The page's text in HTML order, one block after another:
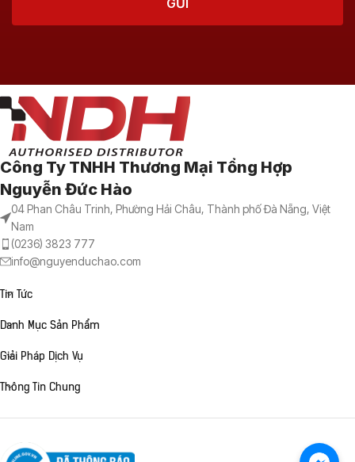
Công Ty TNHH Thương Mại Tổng Hợp
Nguyễn Đức Hào
04 Phan Châu Trinh, Phường Hải Châu, Thành phố Đà Nẵng, Việt
Nam
(0236) 3823 777
info@nguyenduchao.com
Tin Tức
Danh Mục Sản Phẩm
Giải Pháp Dịch Vụ
Thông Tin Chung